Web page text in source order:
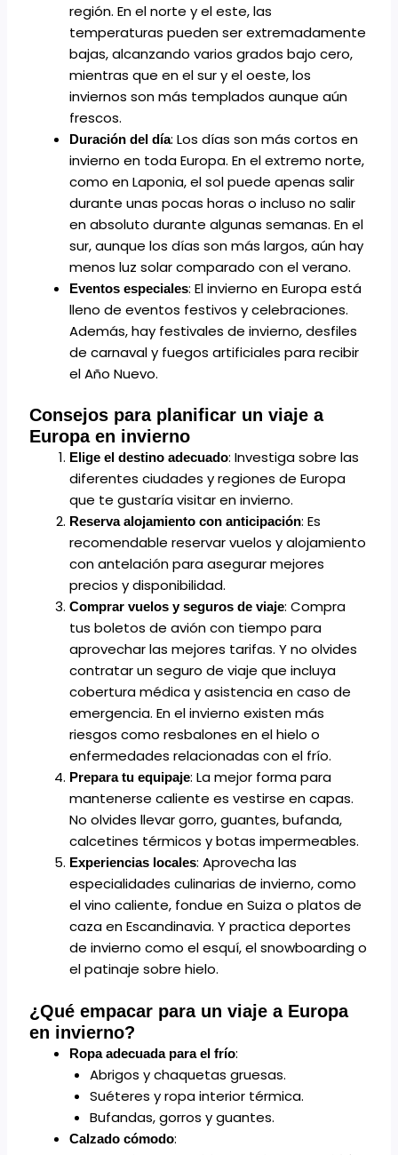
región. En el norte y el este, las
temperaturas pueden ser extremadamente
bajas, alcanzando varios grados bajo cero,
mientras que en el sur y el oeste, los
inviernos son más templados aunque aún
frescos.
Duración del día: Los días son más cortos en
invierno en toda Europa. En el extremo norte,
como en Laponia, el sol puede apenas salir
durante unas pocas horas o incluso no salir
en absoluto durante algunas semanas. En el
sur, aunque los días son más largos, aún hay
menos luz solar comparado con el verano.
Eventos especiales: El invierno en Europa está
lleno de eventos festivos y celebraciones.
Además, hay festivales de invierno, desfiles
de carnaval y fuegos artificiales para recibir
el Año Nuevo.
Consejos para planificar un viaje a
Europa en invierno
Elige el destino adecuado: Investiga sobre las
diferentes ciudades y regiones de Europa
que te gustaría visitar en invierno.
Reserva alojamiento con anticipación: Es
recomendable reservar vuelos y alojamiento
con antelación para asegurar mejores
precios y disponibilidad.
Comprar vuelos y seguros de viaje: Compra
tus boletos de avión con tiempo para
aprovechar las mejores tarifas. Y no olvides
contratar un seguro de viaje que incluya
cobertura médica y asistencia en caso de
emergencia. En el invierno existen más
riesgos como resbalones en el hielo o
enfermedades relacionadas con el frío.
Prepara tu equipaje: La mejor forma para
mantenerse caliente es vestirse en capas.
No olvides llevar gorro, guantes, bufanda,
calcetines térmicos y botas impermeables.
Experiencias locales: Aprovecha las
especialidades culinarias de invierno, como
el vino caliente, fondue en Suiza o platos de
caza en Escandinavia. Y practica deportes
de invierno como el esquí, el snowboarding o
el patinaje sobre hielo.
¿Qué empacar para un viaje a Europa
en invierno?
Ropa adecuada para el frío:
Abrigos y chaquetas gruesas.
Suéteres y ropa interior térmica.
Bufandas, gorros y guantes.
Calzado cómodo: